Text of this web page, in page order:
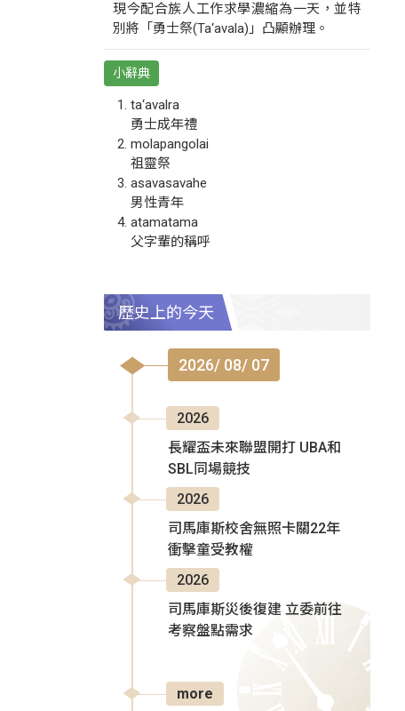
現今配合族人工作求學濃縮為一天，並特
別將「勇士祭(Ta‘avala)」凸顯辦理。
小辭典
ta‘avalra
勇士成年禮
molapangolai
祖靈祭
asavasavahe
男性青年
atamatama
父字輩的稱呼
歷史上的今天
2026/ 08/ 07
2026
長耀盃未來聯盟開打 UBA和
SBL同場競技
2026
司馬庫斯校舍無照卡關22年
衝擊童受教權
2026
司馬庫斯災後復建 立委前往
考察盤點需求
more